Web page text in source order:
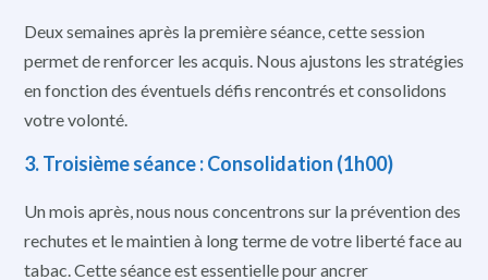
Deux semaines après la première séance, cette session
permet de renforcer les acquis. Nous ajustons les stratégies
en fonction des éventuels défis rencontrés et consolidons
votre volonté.
3. Troisième séance : Consolidation (1h00)
Un mois après, nous nous concentrons sur la prévention des
rechutes et le maintien à long terme de votre liberté face au
tabac. Cette séance est essentielle pour ancrer